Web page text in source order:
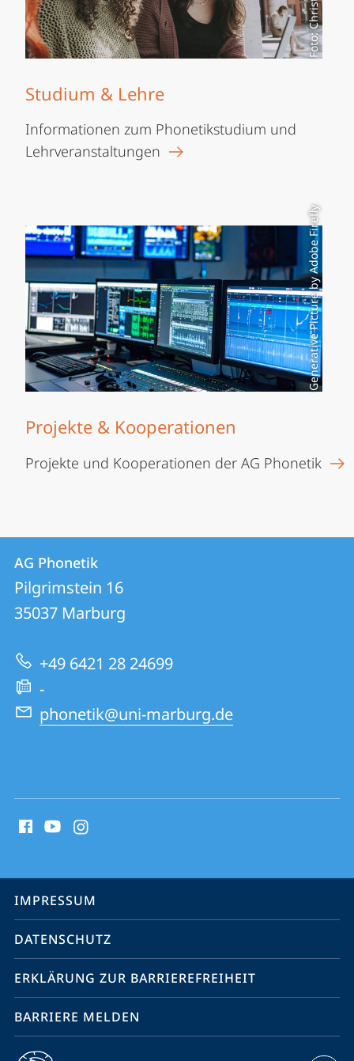
Studium & Lehre
Informationen zum Phonetikstudium und
Lehrveranstaltungen
Generative Picture by Adobe Firefly
Projekte & Kooperationen
Projekte und Kooperationen der AG Phonetik
Kontakt
und
Informationen
zur
Website
Kontaktinformationen
AG
Phonetik
AG Phonetik
Pilgrimstein 16
35037 Marburg
+49 6421 28 24699
-
phonetik@uni-marburg.de
Media
Service-
Navigation
IMPRESSUM
DATENSCHUTZ
ERKLÄRUNG ZUR BARRIEREFREIHEIT
BARRIERE MELDEN